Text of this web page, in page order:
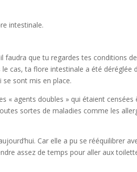
intestinale.
faudra que tu regardes tes conditions de
le cas, ta flore intestinale a été déréglée
sont mis en place.
« agents doubles » qui étaient censées
sortes de maladies comme les
Car elle a pu se rééquilibrer
assez de temps pour aller aux